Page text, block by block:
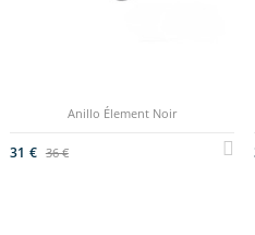
Anillo Élement Noir
31 € 36 €